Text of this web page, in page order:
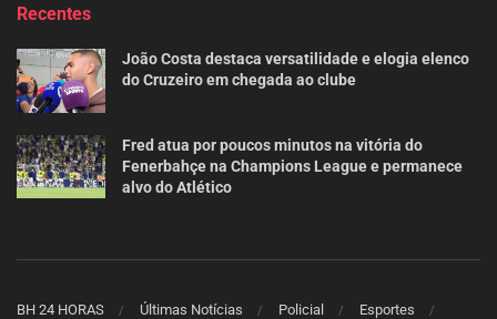
Recentes
João Costa destaca versatilidade e elogia elenco
do Cruzeiro em chegada ao clube
Fred atua por poucos minutos na vitória do
Fenerbahçe na Champions League e permanece
alvo do Atlético
BH 24 HORAS Últimas Notícias Policial Esportes